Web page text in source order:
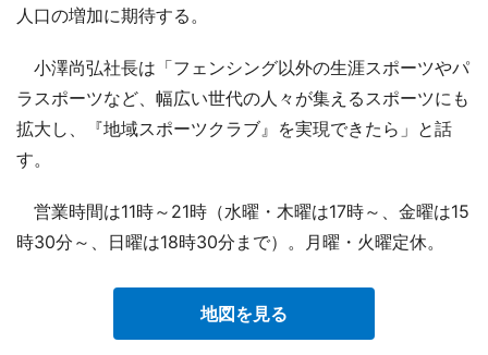
人口の増加に期待する。
小澤尚弘社長は「フェンシング以外の生涯スポーツやパ
ラスポーツなど、幅広い世代の人々が集えるスポーツにも
拡大し、『地域スポーツクラブ』を実現できたら」と話
す。
営業時間は11時～21時（水曜・木曜は17時～、金曜は15
時30分～、日曜は18時30分まで）。月曜・火曜定休。
地図を見る